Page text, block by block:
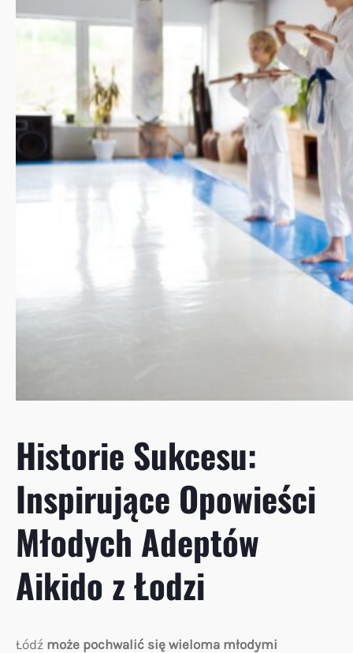
Historie Sukcesu:
Inspirujące Opowieści
Młodych Adeptów
Aikido z Łodzi
Łódź może pochwalić się wieloma młodymi